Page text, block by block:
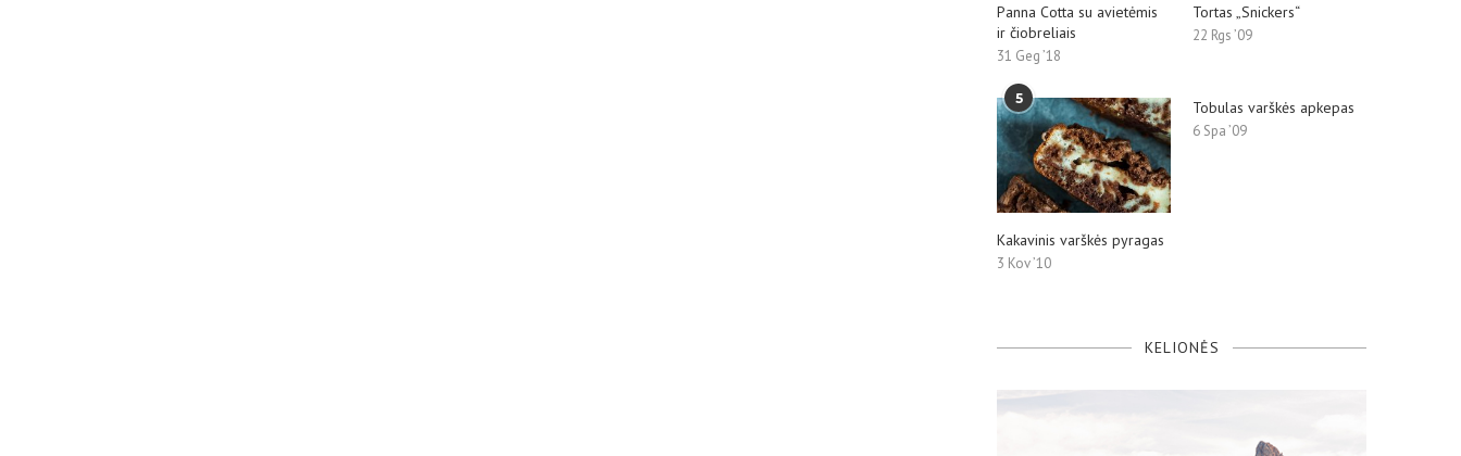
Panna Cotta su avietėmis
ir čiobreliais
31 Geg ’18
Tortas „Snickers“
22 Rgs ’09
5
Kakavinis varškės pyragas
3 Kov ’10
Tobulas varškės apkepas
6 Spa ’09
KELIONĖS